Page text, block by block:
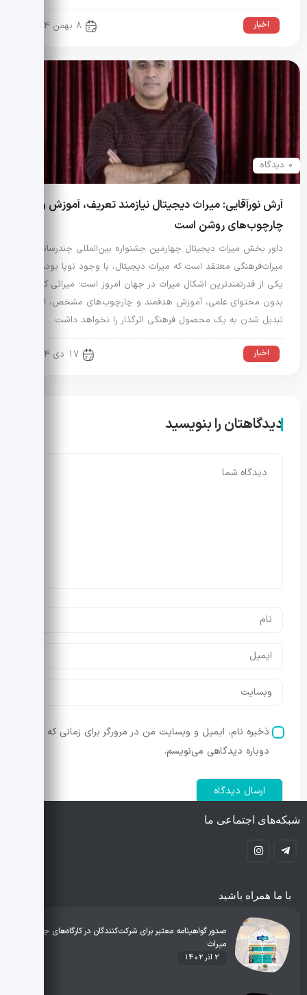
اخبار 8 بهمن 1404
0 دیدگاه
آرش نورآقایی: میراث دیجیتال نیازمند تعریف، آموزش و
چارچوب‌های روشن است
داور بخش میراث دیجیتال چهارمین جشنواره بین‌المللی چندرسانه‌ای
میراث‌فرهنگی معتقد است که میراث دیجیتال، با وجود نوپا بودن،
یکی از قدرتمندترین اشکال میراث در جهان امروز است؛ میراثی که
بدون محتوای علمی، آموزش هدفمند و چارچوب‌های مشخص، امکان
تبدیل شدن به یک محصول فرهنگی اثرگذار را نخواهد داشت.
اخبار 17 دی 1404
دیدگاهتان را بنویسید
ذخیره نام، ایمیل و وبسایت من در مرورگر برای زمانی که
دوباره دیدگاهی می‌نویسم.
شبکه‌های اجتماعی ما
با ما همراه باشید
صدور گواهینامه معتبر برای شرکت‌کنندگان در کارگاه‌های جشنواره
میراث
2 آذر 1402